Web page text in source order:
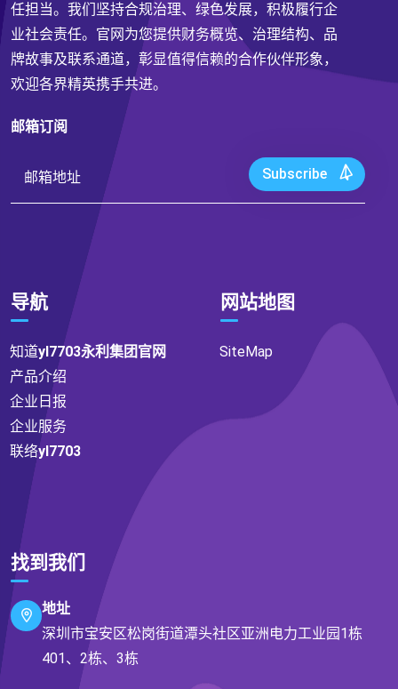
任担当。我们坚持合规治理、绿色发展，积极履行企
业社会责任。官网为您提供财务概览、治理结构、品
牌故事及联系通道，彰显值得信赖的合作伙伴形象，
欢迎各界精英携手共进。
邮箱订阅
Subscribe
导航
知道yl7703永利集团官网
产品介绍
企业日报
企业服务
联络yl7703
网站地图
SiteMap
找到我们
地址
深圳市宝安区松岗街道潭头社区亚洲电力工业园1栋
401、2栋、3栋